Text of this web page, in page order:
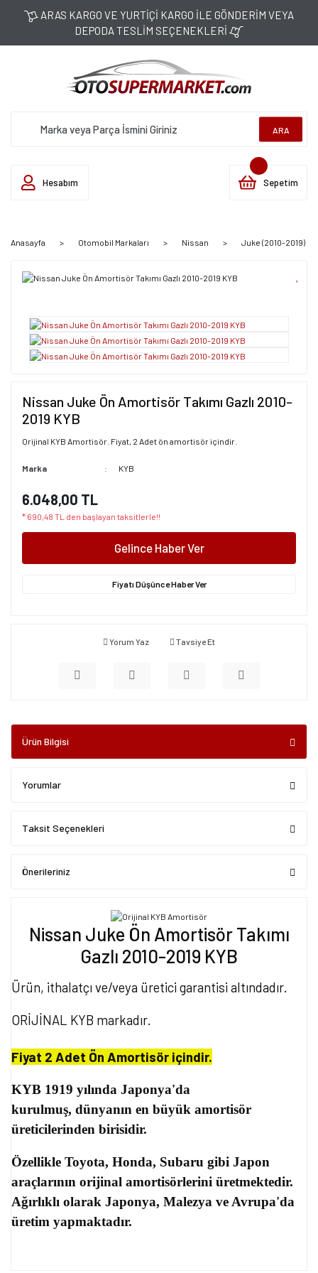
ARAS KARGO VE YURTİÇİ KARGO İLE GÖNDERİM VEYA
DEPODA TESLİM SEÇENEKLERİ
ARA
Hesabım Sepetim
Anasayfa Otomobil Markaları Nissan Juke (2010-2019)
Nissan Juke Ön Amortisör Takımı Gazlı 2010-
2019 KYB
Orijinal KYB Amortisör. Fiyat, 2 Adet ön amortisör içindir.
Marka KYB
6.048,00 TL
* 690,48 TL den başlayan taksitlerle!!
Gelince Haber Ver
Fiyatı Düşünce Haber Ver
Yorum Yaz Tavsiye Et
Ürün Bilgisi
Yorumlar
Taksit Seçenekleri
Önerileriniz
Nissan Juke Ön Amortisör Takımı
Gazlı 2010-2019 KYB
Ürün, ithalatçı ve/veya üretici garantisi altındadır.
ORİJİNAL KYB markadır.
Fiyat 2 Adet Ön Amortisör içindir.
KYB 1919 yılında Japonya'da
kurulmuş, dünyanın en büyük amortisör
üreticilerinden birisidir.
Özellikle Toyota, Honda, Subaru gibi Japon
araçlarının orijinal amortisörlerini üretmektedir.
Ağırlıklı olarak Japonya, Malezya ve Avrupa'da
üretim yapmaktadır.